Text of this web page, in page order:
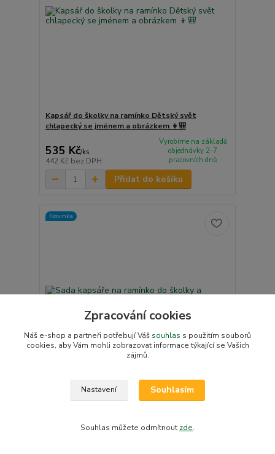
Kapsář do školky na ramínko Dětský svět
chlapecký se jménem a obrázkem 👦🎒
535 Kč/ks
442 Kč bez DPH
Vyrobíme na základě
objednávky 2-7
pracovních dnů
Přidat do košíku
Novinka
Sada kapsáře na ramínko do školky a pytlíčku na
Zpracování cookies
Náš e-shop a partneři potřebují Váš souhlas s použitím souborů
cookies, aby Vám mohli zobrazovat informace týkající se Vašich
zájmů.
Nastavení Souhlasím
Souhlas můžete odmítnout zde.